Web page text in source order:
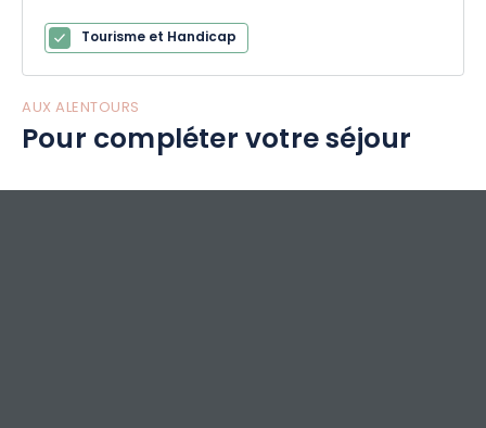
Tourisme et Handicap
AUX ALENTOURS
Pour compléter votre séjour